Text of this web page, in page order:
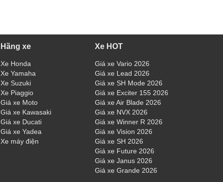
Hãng xe
Xe Honda
Xe Yamaha
Xe Suzuki
Xe Piaggio
Giá xe Moto
Giá xe Kawasaki
Giá xe Ducati
Giá xe Yadea
Xe máy điện
Xe HOT
Giá xe Vario 2026
Giá xe Lead 2026
Giá xe SH Mode 2026
Giá xe Exciter 155 2026
Giá xe Air Blade 2026
Giá xe NVX 2026
Giá xe Winner R 2026
Giá xe Vision 2026
Giá xe SH 2026
Giá xe Future 2026
Giá xe Janus 2026
Giá xe Grande 2026